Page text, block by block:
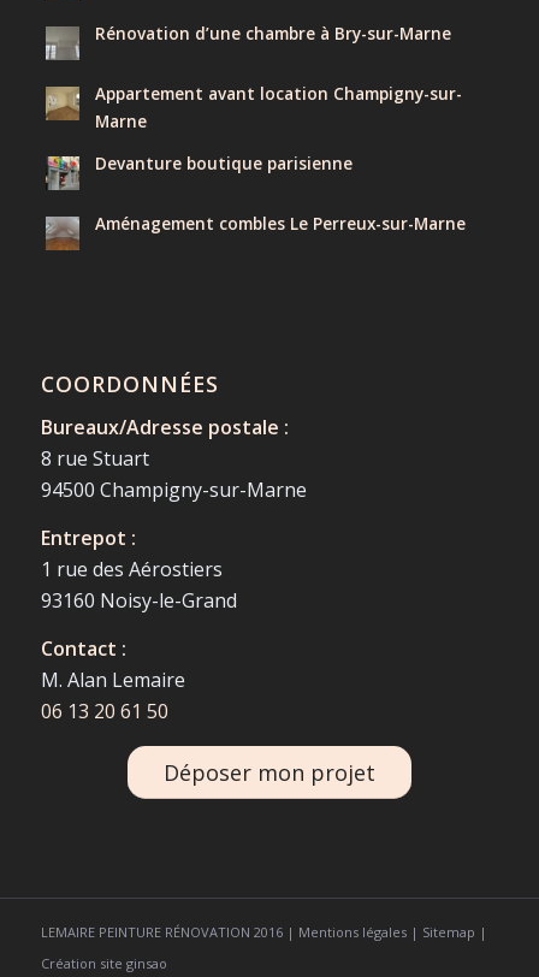
Rénovation d’une chambre à Bry-sur-Marne
Appartement avant location Champigny-sur-
Marne
Devanture boutique parisienne
Aménagement combles Le Perreux-sur-Marne
COORDONNÉES
Bureaux/Adresse postale :
8 rue Stuart
94500 Champigny-sur-Marne
Entrepot :
1 rue des Aérostiers
93160 Noisy-le-Grand
Contact :
M. Alan Lemaire
06 13 20 61 50
Déposer mon projet
LEMAIRE PEINTURE RÉNOVATION 2016 | Mentions légales| Sitemap |
Création site ginsao